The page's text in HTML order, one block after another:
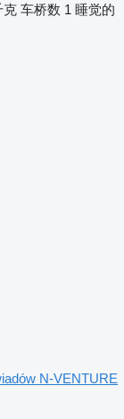
克 车桥数 1 睡觉的
N-VENTURE